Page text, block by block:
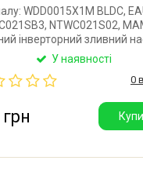
WDD0015X1M BLDC,
NTWC021S02,
інверторний зливний
машини LG. Живлення:
У наявності
0